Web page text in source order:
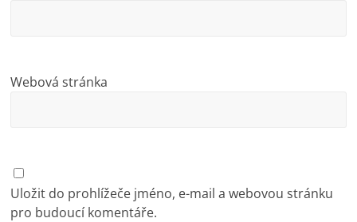
Webová stránka
Uložit do prohlížeče jméno, e-mail a webovou stránku
pro budoucí komentáře.